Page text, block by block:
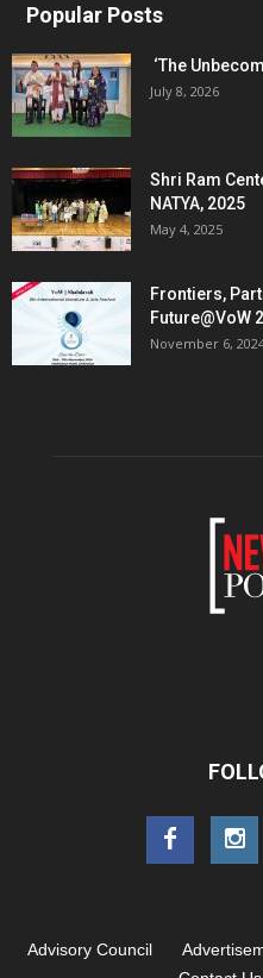
Popular Posts
‘The
July 8, 2026
Shri Ram
NATYA, 2025
May 4, 2025
Frontiers,
Future@VoW
November 6,
Advisory Council